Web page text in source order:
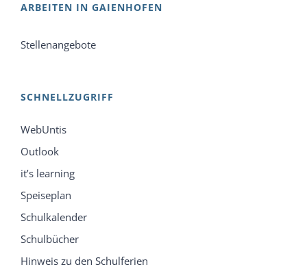
ARBEITEN IN GAIENHOFEN
Stellenangebote
SCHNELLZUGRIFF
WebUntis
Outlook
it’s learning
Speiseplan
Schulkalender
Schulbücher
Hinweis zu den Schulferien